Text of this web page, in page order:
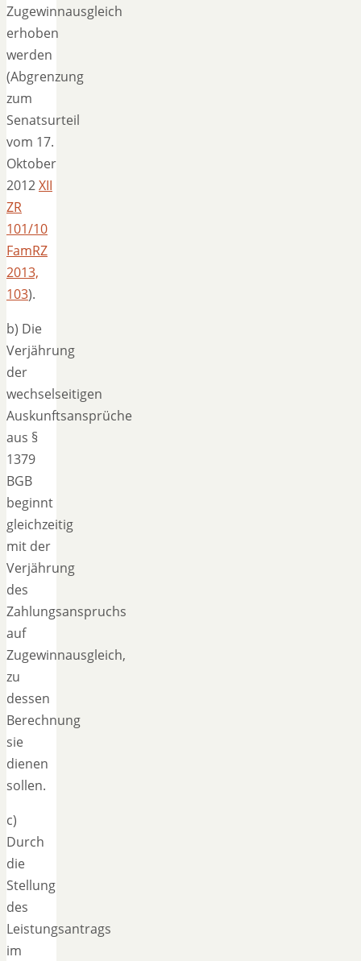
Zugewinnausgleich
erhoben
werden
(Abgrenzung
zum
Senatsurteil
vom 17.
Oktober
2012XII
ZR
101/10
FamRZ
2013,
103).
b) Die
Verjährung
der
wechselseitigen
Auskunftsansprüche
aus §
1379
BGB
beginnt
gleichzeitig
mit der
Verjährung
des
Zahlungsanspruchs
auf
Zugewinnausgleich,
zu
dessen
Berechnung
sie
dienen
sollen.
c)
Durch
die
Stellung
des
Leistungsantrags
im